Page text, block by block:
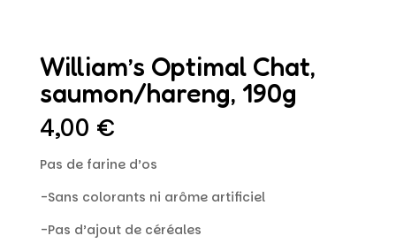
William’s Optimal Chat,
saumon/hareng, 190g
4,00 €
Pas de farine d’os
-Sans colorants ni arôme artificiel
-Pas d’ajout de céréales